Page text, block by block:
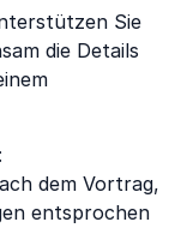
Sie
die Details
:
dem Vortrag,
entsprochen